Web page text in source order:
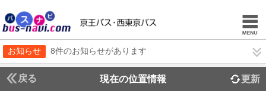
お知らせ 8件のお知らせがあります
戻る 現在の位置情報 更新